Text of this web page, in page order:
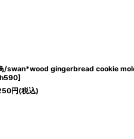
/swan*wood gingerbread cookie
]
円(税込)